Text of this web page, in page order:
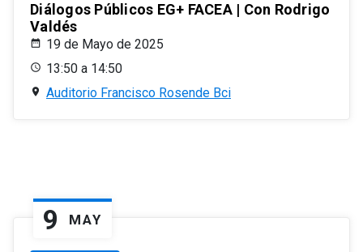
Diálogos Públicos EG+ FACEA | Con Rodrigo
Valdés
19 de Mayo de 2025
13:50 a 14:50
Auditorio Francisco Rosende Bci
9 MAY